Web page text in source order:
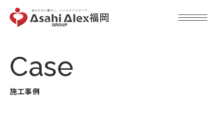
福岡
Case
施工事例